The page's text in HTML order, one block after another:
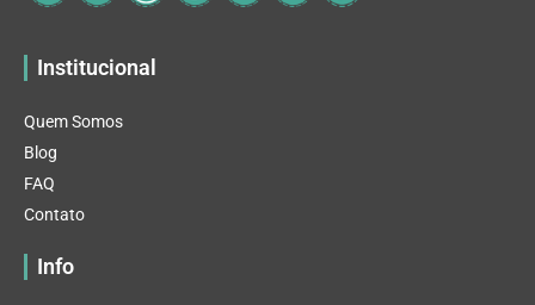
Institucional
Quem Somos
Blog
FAQ
Contato
Info